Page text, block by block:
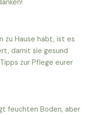
zu Hause habt, ist es
damit sie gesund
zur Pflege eurer
feuchten Boden, aber